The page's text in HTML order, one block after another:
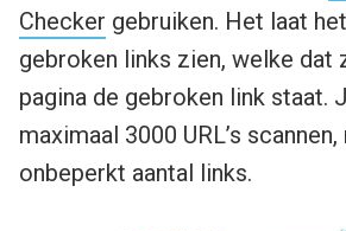
Checker gebruiken. Het laat
gebroken links zien, welke dat
pagina de gebroken link staat.
maximaal 3000 URL’s
onbeperkt aantal links.